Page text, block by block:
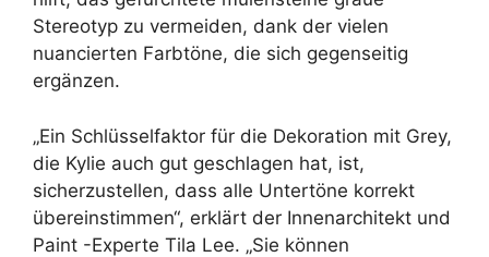
Stereotyp zu vermeiden, dank der vielen
nuancierten Farbtöne, die sich gegenseitig
ergänzen.
„Ein Schlüsselfaktor für die Dekoration mit Grey,
die Kylie auch gut geschlagen hat, ist,
sicherzustellen, dass alle Untertöne korrekt
übereinstimmen“, erklärt der Innenarchitekt und
Paint -Experte Tila Lee. „Sie können